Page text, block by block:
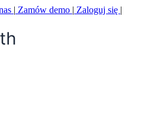
| Zamów demo | Zaloguj się |